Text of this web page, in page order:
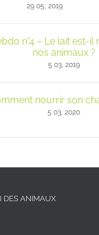
29 05, 2019
n°4 – Le lait est-
nos animaux ?
5 03, 2019
nourrir son
5 03, 2020
DES ANIMAUX